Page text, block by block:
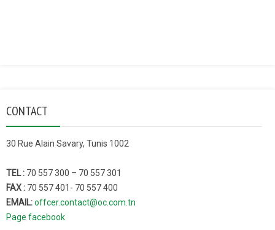
CONTACT
30 Rue Alain Savary, Tunis 1002
TEL : 70 557 300 – 70 557 301
FAX : 70 557 401- 70 557 400
EMAIL:offcer.contact@oc.com.tn
Page facebook